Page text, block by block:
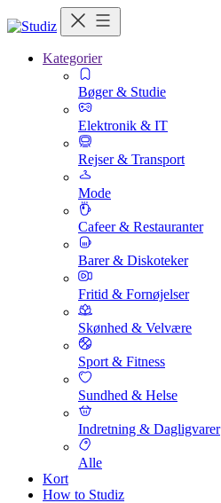
Kategorier
Bøger & Studie
Elektronik & IT
Rejser & Transport
Mode
Cafeer & Restauranter
Barer & Diskoteker
Fritid & Fornøjelser
Skønhed & Velvære
Sport & Fitness
Sundhed & Helse
Indretning & Dagligvarer
Alle
Kort
How to Studiz